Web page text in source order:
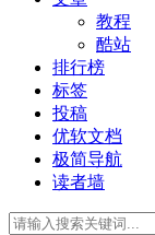
教程
酷站
排行榜
标签
投稿
优软文档
极简导航
读者墙